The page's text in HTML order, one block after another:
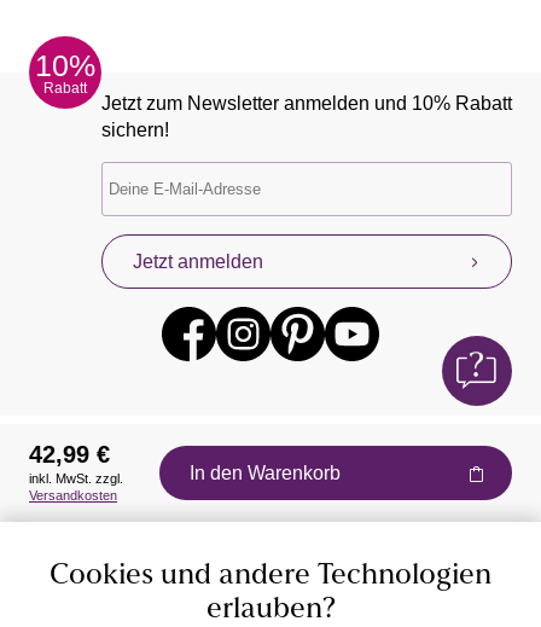
10%
Rabatt
Jetzt zum Newsletter anmelden und 10% Rabatt
sichern!
Jetzt anmelden
Auszeichnungen
42,99 €
inkl. MwSt. zzgl.
Versandkosten
In den Warenkorb
Cookies und andere Technologien
erlauben?